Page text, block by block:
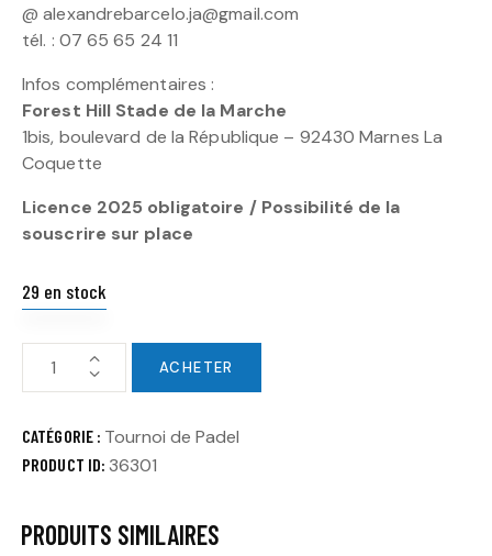
@ alexandrebarcelo.ja@gmail.com
tél. : 07 65 65 24 11
Infos complémentaires :
Forest Hill Stade de la Marche
1bis, boulevard de la République – 92430 Marnes La
Coquette
Licence 2025 obligatoire / Possibilité de la
souscrire sur place
29 en stock
ACHETER
CATÉGORIE : Tournoi de Padel
PRODUCT ID: 36301
PRODUITS SIMILAIRES